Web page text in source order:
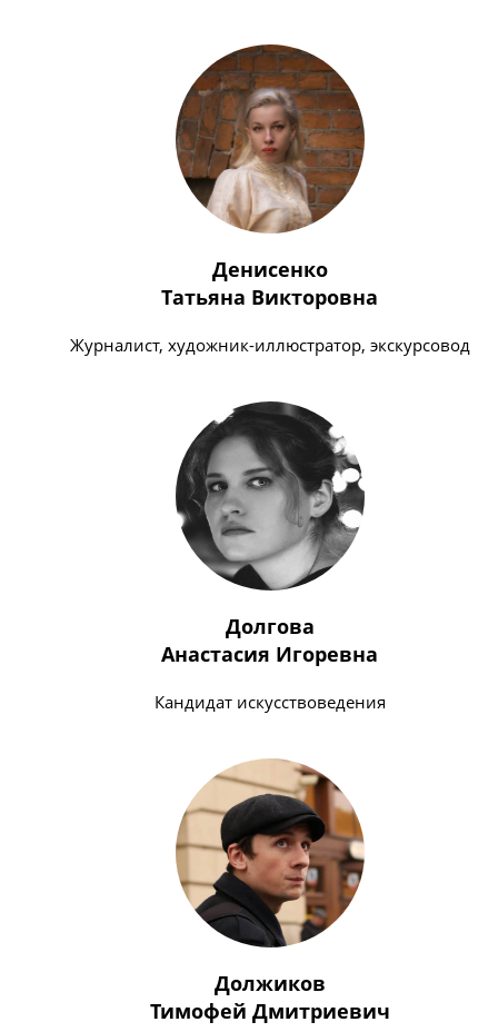
Денисенко
Татьяна Викторовна
Журналист, художник-иллюстратор, экскурсовод
Долгова
Анастасия Игоревна
Кандидат искусствоведения
Должиков
Тимофей Дмитриевич